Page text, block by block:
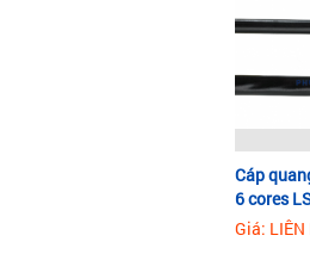
Cáp
6 cores
Giá: LIÊN